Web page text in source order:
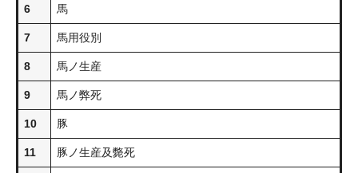
6 馬
7 馬用役別
8 馬ノ生産
9 馬ノ弊死
10 豚
11 豚ノ生産及斃死